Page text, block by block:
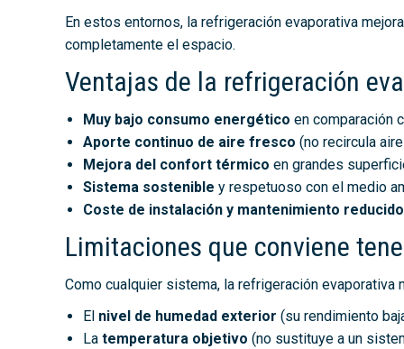
En estos entornos, la refrigeración evaporativa
completamente el espacio.
Ventajas de la refrigeración
Muy bajo consumo energético en comparación
Aporte continuo de aire fresco (no recircula
Mejora del confort térmico en grandes
Sistema sostenible y respetuoso con el medio
Coste de instalación y mantenimiento reducido
Limitaciones que conviene
Como cualquier sistema, la refrigeración evaporativa
El nivel de humedad exterior (su rendimiento
La temperatura objetivo (no sustituye a un